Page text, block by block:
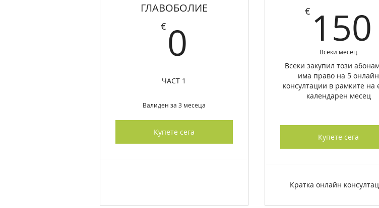
ГЛАВОБОЛИЕ
€ 0
ЧАСТ 1
Валиден за 3 месеца
Купете сега
€ 150
Всеки месец
Всеки закупил този
има право на 5 онлайн
консултации в рамките на
календарен месец
Купете сега
Кратка онлайн